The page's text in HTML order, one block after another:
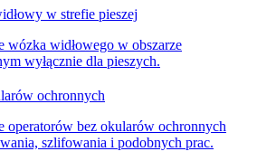
w strefie pieszej
wózka widłowego w obszarze
wyłącznie dla pieszych.
ochronnych
operatorów bez okularów ochronnych
szlifowania i podobnych prac.